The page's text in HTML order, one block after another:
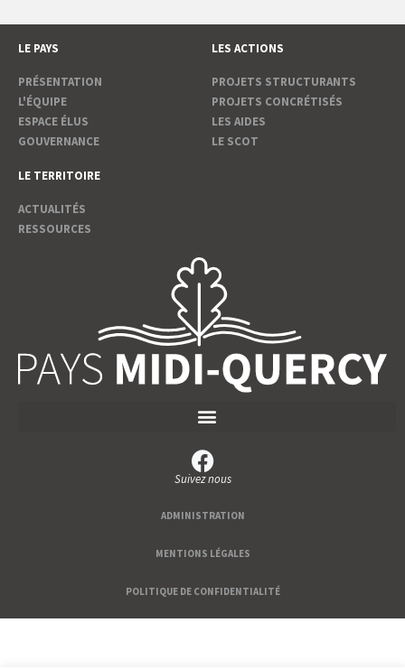
LE PAYS
PRÉSENTATION
L'ÉQUIPE
ESPACE ÉLUS
GOUVERNANCE
LES ACTIONS
PROJETS STRUCTURANTS
PROJETS CONCRÉTISÉS
LES AIDES
LE SCOT
LE TERRITOIRE
ACTUALITÉS
RESSOURCES
Suivez nous
ADMINISTRATION
MENTIONS LÉGALES
POLITIQUE DE CONFIDENTIALITÉ